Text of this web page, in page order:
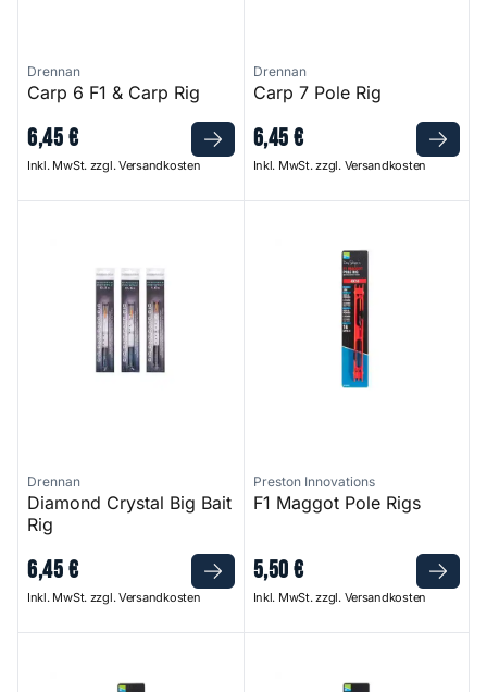
Drennan
Carp 6 F1 & Carp Rig
6,45€
Inkl. MwSt. zzgl. Versandkosten
Drennan
Carp 7 Pole Rig
6,45€
Inkl. MwSt. zzgl. Versandkosten
Drennan
Diamond Crystal Big Bait
Rig
6,45€
Inkl. MwSt. zzgl. Versandkosten
Preston Innovations
F1 Maggot Pole Rigs
5,50€
Inkl. MwSt. zzgl. Versandkosten